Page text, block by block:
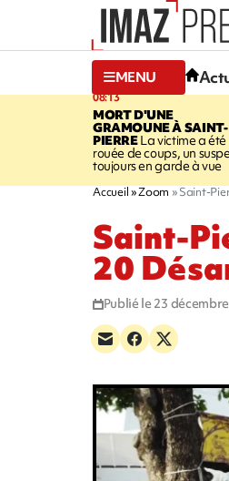
MENU
08:13
MORT D'UNE
GRAMOUNE À SAINT-
PIERRELa victime a été
rouée de coups, un
toujours en garde à vue
Accueil Zoom Saint-
Saint-
20
Publié le 23